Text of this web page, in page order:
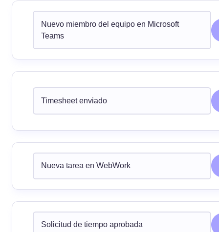
Nuevo miembro del equipo en Microsoft
Teams
Timesheet enviado
Nueva tarea en WebWork
Solicitud de tiempo aprobada